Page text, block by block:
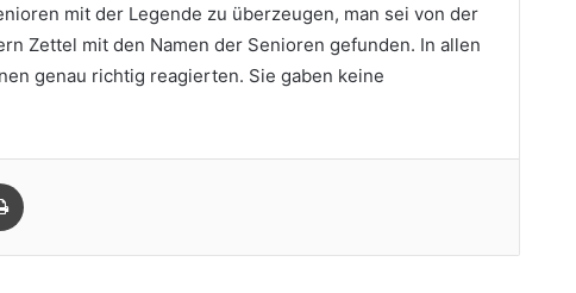
mit der Legende zu überzeugen, man sei von der
Zettel mit den Namen der Senioren gefunden. In allen
genau richtig reagierten. Sie gaben keine